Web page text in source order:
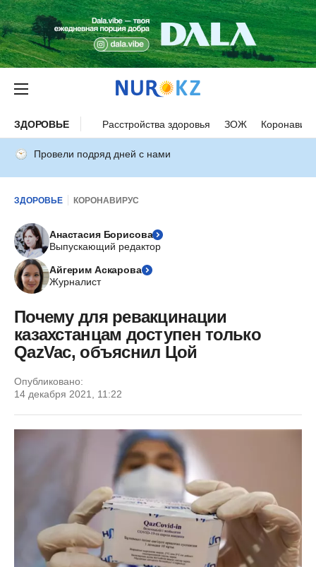
ЗДОРОВЬЕ Расстройства здоровья ЗОЖ
Провели подряд дней с нами
ЗДОРОВЬЕ КОРОНАВИРУС
Анастасия Борисова
Выпускающий редактор
Айгерим Аскарова
Журналист
Почему для ревакцинации
казахстанцам доступен только
QazVac, объяснил Цой
Опубликовано:
14 декабря 2021, 11:22